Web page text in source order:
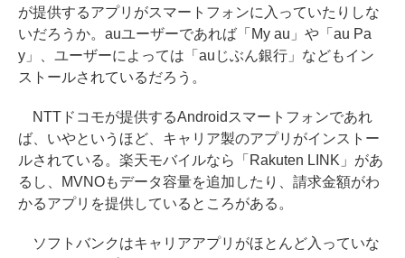
が提供するアプリがスマートフォンに入っていたりしな
いだろうか。auユーザーであれば「My au」や「au Pa
y」、ユーザーによっては「auじぶん銀行」などもイン
ストールされているだろう。
NTTドコモが提供するAndroidスマートフォンであれ
ば、いやというほど、キャリア製のアプリがインストー
ルされている。楽天モバイルなら「Rakuten LINK」があ
るし、MVNOもデータ容量を追加したり、請求金額がわ
かるアプリを提供しているところがある。
ソフトバンクはキャリアアプリがほとんど入っていな